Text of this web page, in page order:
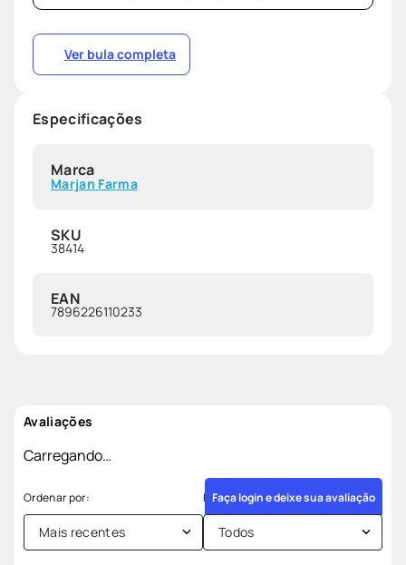
Ver bula completa
Especificações
Marca
Marjan Farma
SKU
38414
EAN
7896226110233
Avaliações
Carregando…
Faça login e deixe sua avaliação
Mais recentes Todos